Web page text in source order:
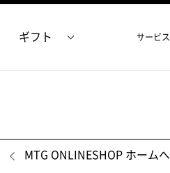
ギフト サービス
MTG ONLINESHOP ホームへ